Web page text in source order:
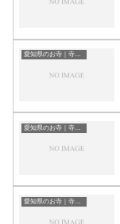
愛知県のお寺｜寺院一覧
愛知県のお寺｜寺院一覧
愛知県のお寺｜寺院一覧